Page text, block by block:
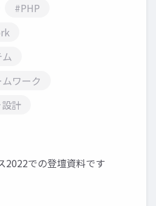
#PHP
ワーク
計
2022での登壇資料です